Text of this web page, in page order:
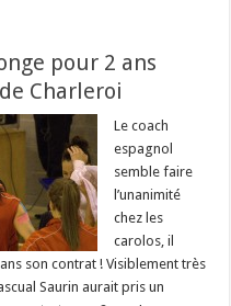
pour 2 ans
Charleroi
Le coach
espagnol
semble faire
l’unanimité
chez les
carolos, il
son contrat ! Visiblement très
Saurin aurait pris un